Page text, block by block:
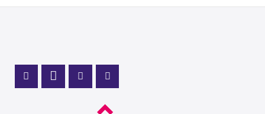
Profil Mastodon
LinkedIn Profil